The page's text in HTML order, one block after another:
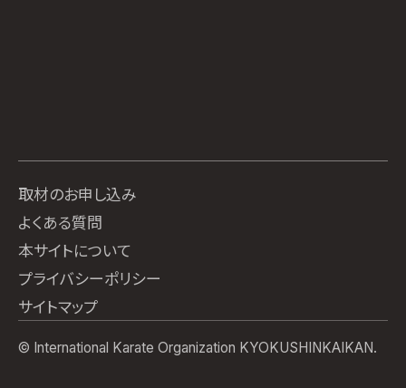
取材のお申し込み
よくある質問
本サイトについて
プライバシーポリシー
サイトマップ
© International Karate Organization KYOKUSHINKAIKAN.